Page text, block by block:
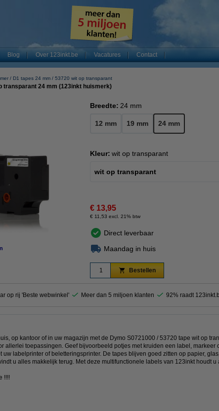
Blog Over 123inkt.be Vacatures Contact
D1 tapes 24 mm 53720 wit op transparant
transparant 24 mm (123inkt huismerk)
Breedte: 24 mm
12 mm 19 mm 24 mm
Kleur: wit op transparant
wit op transparant
€ 13,95
€ 11,53 excl. 21% btw
Direct leverbaar
Maandag in huis
Bestellen
op rij 'Beste webwinkel' Meer dan 5 miljoen klanten 92% raadt
op kantoor of in uw magazijn met de Dymo S0721000 / 53720 tape wit op
allerlei toepassingen. Geef bijvoorbeeld potjes met kruiden een label, markeer
uw labelprinter of beletteringsprinter. De tapes blijven goed zitten op papier,
u alles makkelijk terug. Met deze multifunctionele labels van 123inkt houdt
!!!!